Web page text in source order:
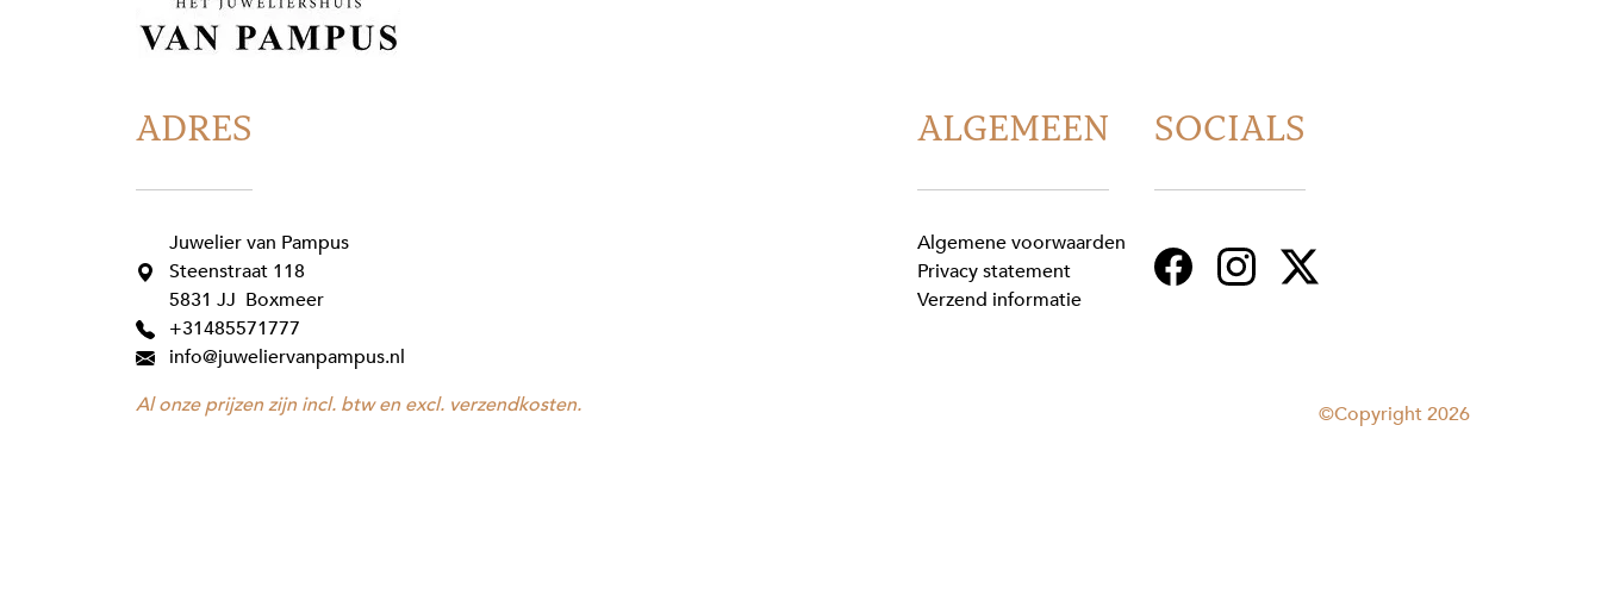
ADRES
Juwelier van Pampus
Steenstraat 118
5831 JJ Boxmeer
+31485571777
info@juweliervanpampus.nl
ALGEMEEN
Algemene voorwaarden
Privacy statement
Verzend informatie
SOCIALS
Al onze prijzen zijn incl. btw en excl. verzendkosten. ©Copyright 2026